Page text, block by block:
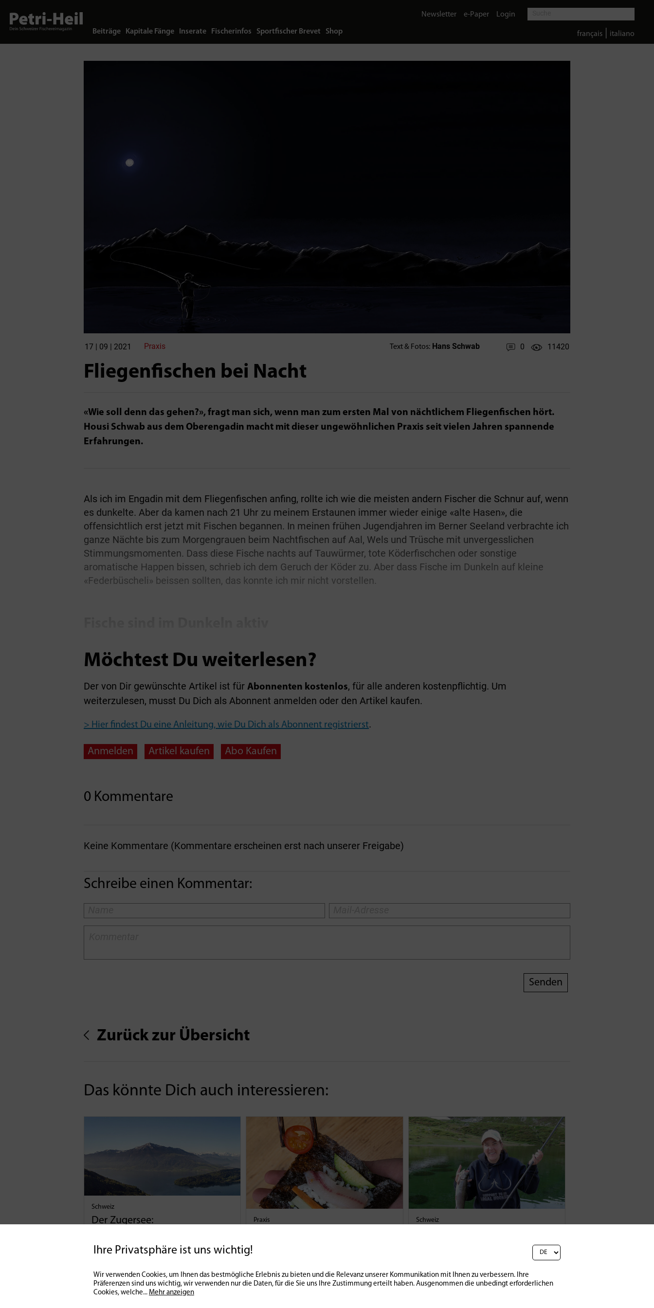
Beiträge Kapitale Fänge Inserate Fischerinfos Sportfischer Brevet Shop
Newsletter e-Paper Login
français italiano
17 | 09 | 2021 Praxis Text & Fotos: Hans Schwab 0 11420
Fliegenfischen bei Nacht
«Wie soll denn das gehen?», fragt man sich, wenn man zum ersten Mal von nächtlichem Fliegenfischen hört.
Housi Schwab aus dem Oberengadin macht mit dieser ungewöhnlichen Praxis seit vielen Jahren spannende
Erfahrungen.
Als ich im Engadin mit dem Fliegenfischen anfing, rollte ich wie die meisten andern Fischer die Schnur auf, wenn
es dunkelte. Aber da kamen nach 21 Uhr zu meinem Erstaunen immer wieder einige «alte Hasen», die
offensichtlich erst jetzt mit Fischen begannen. In meinen frühen Jugendjahren im Berner Seeland verbrachte ich
ganze Nächte bis zum Morgengrauen beim Nachtfischen auf Aal, Wels und Trüsche mit unvergesslichen
Stimmungsmomenten. Dass diese Fische nachts auf Tauwürmer, tote Köderfischchen oder sonstige
aromatische Happen bissen, schrieb ich dem Geruch der Köder zu. Aber dass Fische im Dunkeln auf kleine
«Federbüscheli» beissen sollten, das konnte ich mir nicht vorstellen.
Möchtest Du weiterlesen?
Der von Dir gewünschte Artikel ist für Abonnenten kostenlos, für alle anderen kostenpflichtig. Um
weiterzulesen, musst Du Dich als Abonnent anmelden oder den Artikel kaufen.
> Hier findest Du eine Anleitung, wie Du Dich als Abonnent registrierst.
Anmelden Artikel kaufen Abo Kaufen
0 Kommentare
Keine Kommentare (Kommentare erscheinen erst nach unserer Freigabe)
Schreibe einen Kommentar:
Zurück zur Übersicht
Das könnte Dich auch interessieren:
Schweiz
Der Zugersee:
mächtigen Bergen
Praxis Schweiz
27982
Ihre Privatsphäre ist uns wichtig!
Wir verwenden Cookies, um Ihnen das bestmögliche Erlebnis zu bieten und die Relevanz unserer Kommunikation mit Ihnen zu verbessern. Ihre
Präferenzen sind uns wichtig, wir verwenden nur die Daten, für die Sie uns Ihre Zustimmung erteilt haben. Ausgenommen die unbedingt erforderlichen
Cookies, welche... Mehr anzeigen